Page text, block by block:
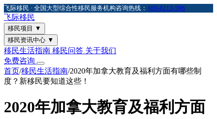
飞际移民 · 全国大型综合性移民服务机构咨询热线： 400-8213-596
飞际移民
移民项目 ▼
移民资讯中心 ▼
移民生活指南 移民问答 关于我们
免费咨询
首页/移民生活指南/2020年加拿大教育及福利方面有哪些制
度？新移民要知道这些！
2020年加拿大教育及福利方面